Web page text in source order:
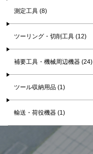
測定工具 (8)
ツーリング・切削工具 (12)
補要工具・機械周辺機器 (24)
ツール収納用品 (1)
輸送・荷役機器 (1)